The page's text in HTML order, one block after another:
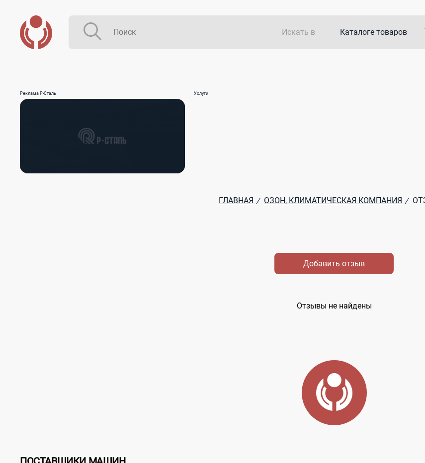
Искать в Каталоге товаров
Реклама Р-Сталь Услуги
ГЛАВНАЯ / ОЗОН, КЛИМАТИЧЕСКАЯ КОМПАНИЯ /
Добавить отзыв
Отзывы не найдены